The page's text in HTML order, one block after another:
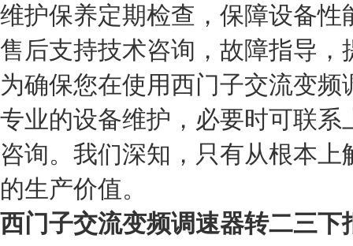
维护保养定期检查，保障设备性
售后支持技术咨询，故障指导，
为确保您在使用西门子交流变
专业的设备维护，必要时可联
咨询。我们深知，只有从根本
的生产价值。
西门子交流变频调速器转二三下